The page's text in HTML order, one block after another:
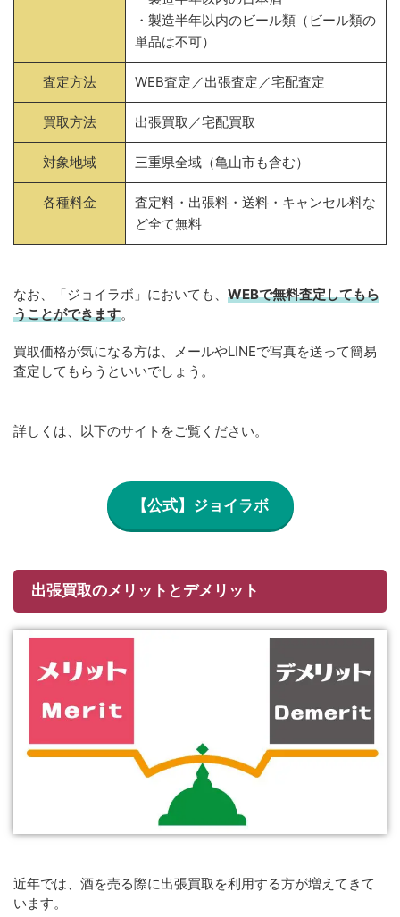
・製造半年以内のビール類（ビール類の
単品は不可）
査定方法 WEB査定／出張査定／宅配査定
買取方法 出張買取／宅配買取
対象地域 三重県全域（亀山市も含む）
各種料金
査定料・出張料・送料・キャンセル料な
ど全て無料
なお、「ジョイラボ」においても、 WEBで無料査定してもら
うことができます。
買取価格が気になる方は、メールやLINEで写真を送って簡易
査定してもらうといいでしょう。
詳しくは、以下のサイトをご覧ください。
【公式】ジョイラボ
出張買取のメリットとデメリット
近年では、酒を売る際に出張買取を利用する方が増えてきて
います。